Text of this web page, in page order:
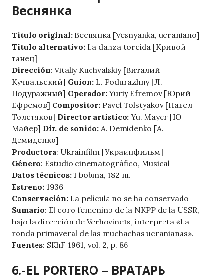
Веснянка
Titulo original: Веснянка [Vesnyanka, ucraniano]
Titulo alternativo: La danza torcida [Кривой
танец]
Dirección: Vitaliy Kuchvalskiy [Виталий
Кучвальский] Guion: L. Podurazhny [Л.
Подуражный] Operador: Yuriy Efremov [Юрий
Ефремов] Compositor: Pavel Tolstyakov [Павел
Толстяков] Director artístico: Yu. Mayer [Ю.
Майер] Dir. de sonido: A. Demidenko [А.
Демиденко]
Productora: Ukrainfilm [Украинфильм]
Género: Estudio cinematográfico, Musical
Datos técnicos: 1 bobina, 182 m.
Estreno: 1936
Conservación: La película no se ha conservado
Sumario: El coro femenino de la NKPP de la USSR,
bajo la dirección de Verhovinets, interpreta «La
ronda primaveral de las muchachas ucranianas».
Fuentes: SKhF 1961, vol. 2, p. 86
6.-EL PORTERO – ВРАТАРЬ